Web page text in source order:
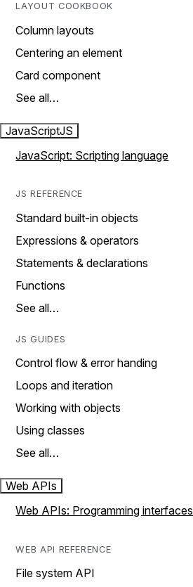
LAYOUT COOKBOOK
Column layouts
Centering an element
Card component
See all…
JavaScriptJS
JavaScript: Scripting language
JS REFERENCE
Standard built-in objects
Expressions & operators
Statements & declarations
Functions
See all…
JS GUIDES
Control flow & error handing
Loops and iteration
Working with objects
Using classes
See all…
Web APIs
Web APIs: Programming interfaces
WEB API REFERENCE
File system API